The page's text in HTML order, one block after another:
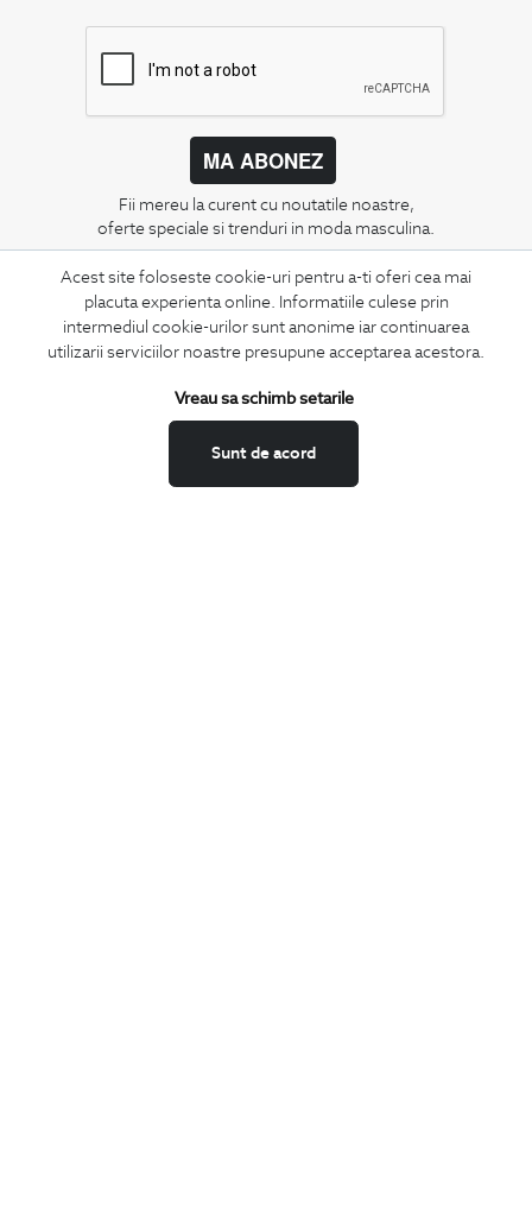
Acest site foloseste cookie-uri pentru a-ti oferi cea mai
placuta experienta online. Informatiile culese prin
intermediul cookie-urilor sunt anonime iar continuarea
utilizarii serviciilor noastre presupune acceptarea acestora.
Sunt de acord
Vreau sa schimb setarile
MA ABONEZ
Fii mereu la curent cu noutatile noastre,
oferte speciale si trenduri in moda masculina.
CONCIERGE
Termeni si conditii
Schimburi si retur
ANPC